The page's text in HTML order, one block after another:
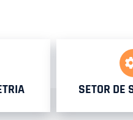
SETOR DE